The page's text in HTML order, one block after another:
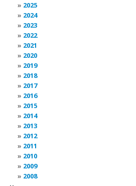
2025
2024
2023
2022
2021
2020
2019
2018
2017
2016
2015
2014
2013
2012
2011
2010
2009
2008